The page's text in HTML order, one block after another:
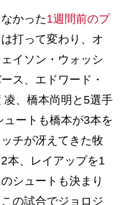
かった1週間前のプ
打って変わり、オ
イソン・ウォッシ
ス、エドワード・
、橋本尚明と5選手
ートも橋本が3本を
チが冴えてきた牧
本、レイアップを1
シュートも決まり
の試合でジョロジ